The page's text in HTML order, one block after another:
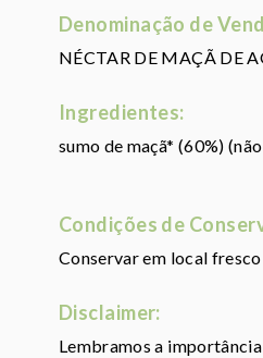
Denominação de
NÉCTAR DE MAÇÃ DE
Ingredientes:
sumo de maçã* (60%)
Condições de
Conservar em local fresco
Disclaimer:
Lembramos a